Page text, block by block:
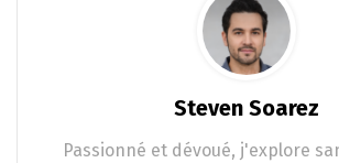
Steven Soarez
Passionné et dévoué, j'explore